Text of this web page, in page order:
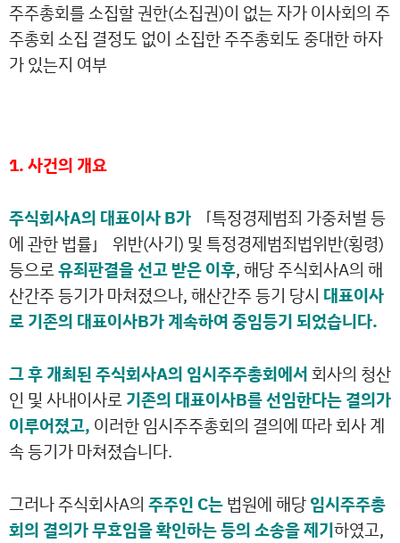
주주총회를 소집할 권한(소집권)이 없는 자가 이사회의 주
주총회 소집 결정도 없이 소집한 주주총회도 중대한 하자
가 있는지 여부
1. 사건의 개요
주식회사A의 대표이사 B가 「특정경제범죄 가중처벌 등
에 관한 법률」 위반(사기) 및 특정경제범죄법위반(횡령)
등으로유죄판결을 선고 받은 이후, 해당 주식회사A의 해
산간주 등기가 마쳐졌으나, 해산간주 등기 당시 대표이사
로 기존의 대표이사B가 계속하여 중임등기 되었습니다.
그 후 개최된 주식회사A의 임시주주총회에서 회사의 청산
인 및 사내이사로기존의 대표이사B를 선임한다는 결의가
이루어졌고, 이러한 임시주주총회의 결의에 따라 회사 계
속 등기가 마쳐졌습니다.
그러나 주식회사A의 주주인 C는법원에 해당임시주주총
회의 결의가 무효임을 확인하는 등의 소송을 제기하였고,